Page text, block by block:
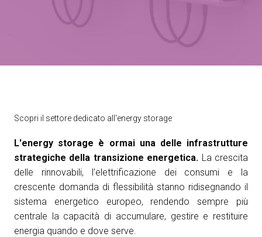
Media Room
Prenota il tuo spazio
Scopri il settore dedicato all'energy storage
L'energy storage è ormai una delle infrastrutture
strategiche della transizione energetica. La crescita
delle rinnovabili, l'elettrificazione dei consumi e la
crescente domanda di flessibilità stanno ridisegnando il
sistema energetico europeo, rendendo sempre più
centrale la capacità di accumulare, gestire e restituire
energia quando e dove serve.